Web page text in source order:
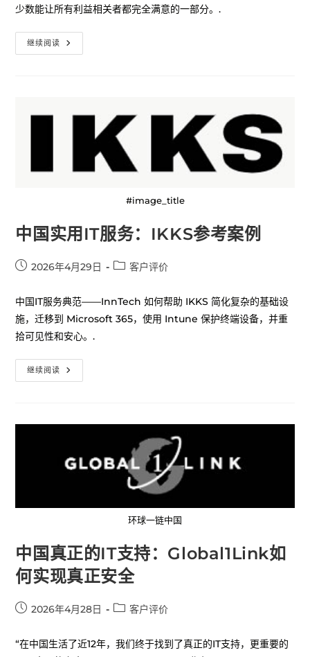
少数能让所有利益相关者都完全满意的一部分。.
继续阅读
#image_title
中国实用IT服务：IKKS参考案例
2026年4月29日 客户评价
中国IT服务典范——InnTech 如何帮助 IKKS 简化复杂的基础设
施，迁移到 Microsoft 365，使用 Intune 保护终端设备，并重
拾可见性和安心。.
继续阅读
环球一链中国
中国真正的IT支持：Global1Link如
何实现真正安全
2026年4月28日 客户评价
“在中国生活了近12年，我们终于找到了真正的IT支持，更重要的